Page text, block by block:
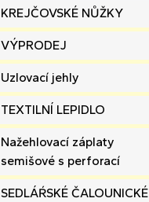
KREJČOVSKÉ NŮŽKY
VÝPRODEJ
Uzlovací jehly
TEXTILNÍ LEPIDLO
Nažehlovací záplaty
semišové s perforací
SEDLÁŔSKÉ ČALOUNICKÉ